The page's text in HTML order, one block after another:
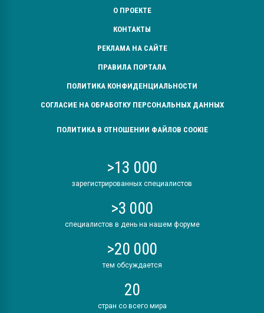
О ПРОЕКТЕ
КОНТАКТЫ
РЕКЛАМА НА САЙТЕ
ПРАВИЛА ПОРТАЛА
ПОЛИТИКА КОНФИДЕНЦИАЛЬНОСТИ
СОГЛАСИЕ НА ОБРАБОТКУ ПЕРСОНАЛЬНЫХ ДАННЫХ
ПОЛИТИКА В ОТНОШЕНИИ ФАЙЛОВ COOKIE
>13 000
зарегистрированных специалистов
>3 000
специалистов в день на нашем форуме
>20 000
тем обсуждается
20
стран со всего мира